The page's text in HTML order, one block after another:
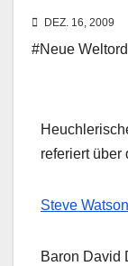
DEZ. 16, 2009
#Neue
referiert über
Steve
Baron David